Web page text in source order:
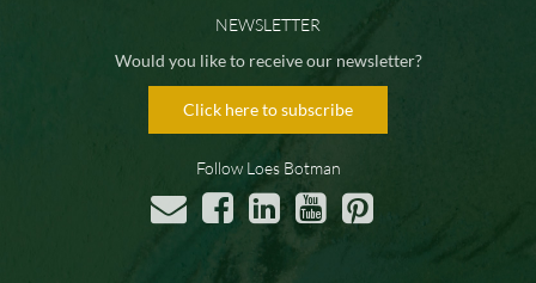
NEWSLETTER
Would you like to receive our newsletter?
Click here to subscribe
Follow Loes Botman